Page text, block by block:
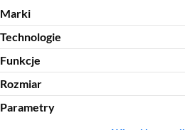
Marki
Technologie
Funkcje
Rozmiar
Parametry